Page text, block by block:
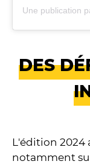
DES
L'édition 2024
notamment